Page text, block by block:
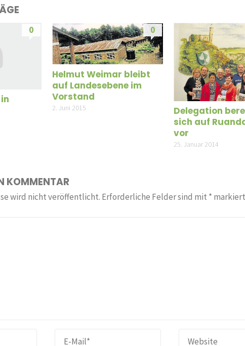
0 0
Helmut Weimar bleibt
auf Landesebene im
Vorstand
2. Juni 2015
Delegation
sich auf
vor
25. Januar 2014
KOMMENTAR
wird nicht veröffentlicht. Erforderliche Felder sind mit * markiert